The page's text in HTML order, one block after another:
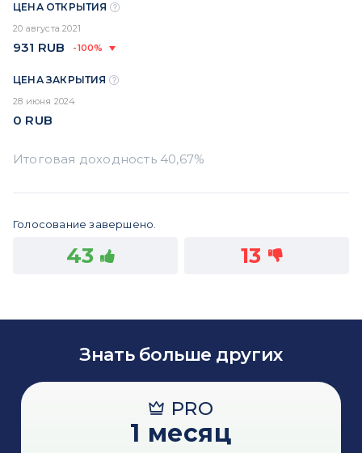
ЦЕНА ОТКРЫТИЯ
20 августа 2021
931 RUB -100%
ЦЕНА ЗАКРЫТИЯ
28 июня 2024
0 RUB
Голосование завершено.
43 13
Знать больше других
PRO
1 месяц